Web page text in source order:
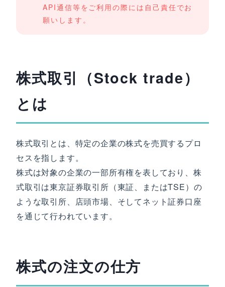
API通信等をご利用の際には自己責任でお
願いします。
株式取引（Stock trade）
とは
株式取引とは、特定の企業の株式を売買するプロ
セスを指します。
株式は対象の企業の一部所有権を表しており、株
式取引は東京証券取引所（東証、またはTSE）の
ような取引所、店頭市場、そしてネット証券口座
を通じて行われています。
株式の注文の仕方